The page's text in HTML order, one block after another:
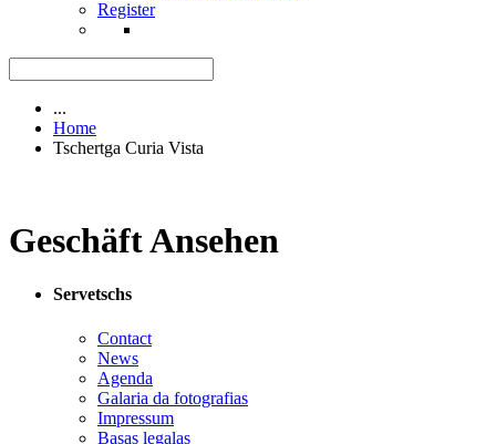
Register
...
Home
Tschertga Curia Vista
Geschäft Ansehen
Servetschs
Contact
News
Agenda
Galaria da fotografias
Impressum
Basas legalas